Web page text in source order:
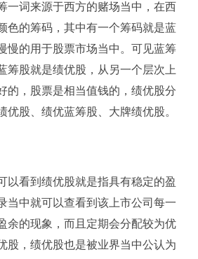
一词来源于西方的赌场当中，在西
色的筹码，其中有一个筹码就是蓝
慢的用于股票市场当中。可见蓝筹
筹股就是绩优股，从另一个层次上
的，股票是相当值钱的，绩优股分
优股、绩优蓝筹股、大牌绩优股。
以看到绩优股就是指具有稳定的盈
当中就可以查看到该上市公司每一
余的现象，而且定期会分配较为优
股，绩优股也是被业界当中公认为